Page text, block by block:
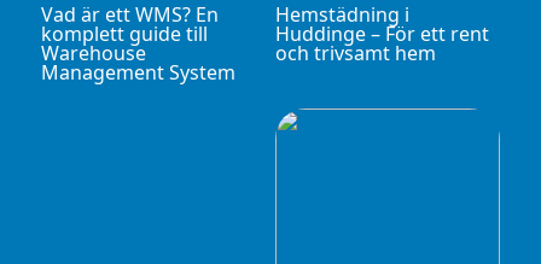
Vad är ett WMS? En
komplett guide till
Warehouse
Management System
Hemstädning i
Huddinge – För ett rent
och trivsamt hem